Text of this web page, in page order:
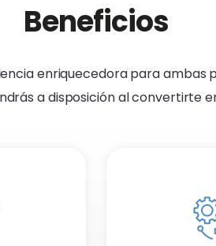
Beneficios
enriquecedora para
a disposición al convertirte